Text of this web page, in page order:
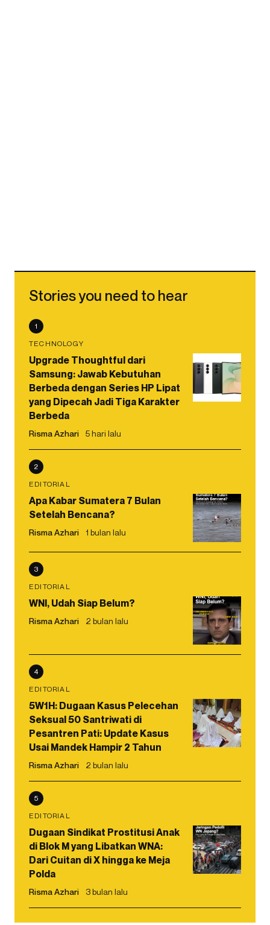
Stories you need to hear
1
TECHNOLOGY
Upgrade Thoughtful dari
Samsung: Jawab Kebutuhan
Berbeda dengan Series HP Lipat
yang Dipecah Jadi Tiga Karakter
Berbeda
Risma Azhari 5 hari lalu
2
EDITORIAL
Apa Kabar Sumatera 7 Bulan
Setelah Bencana?
Risma Azhari 1 bulan lalu
3
EDITORIAL
WNI, Udah Siap Belum?
Risma Azhari 2 bulan lalu
4
EDITORIAL
5W1H: Dugaan Kasus Pelecehan
Seksual 50 Santriwati di
Pesantren Pati: Update Kasus
Usai Mandek Hampir 2 Tahun
Risma Azhari 2 bulan lalu
5
EDITORIAL
Dugaan Sindikat Prostitusi Anak
di Blok M yang Libatkan WNA:
Dari Cuitan di X hingga ke Meja
Polda
Risma Azhari 3 bulan lalu